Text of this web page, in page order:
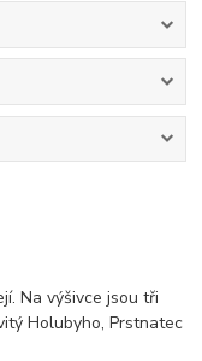
Na výšivce jsou tři
Holubyho, Prstnatec